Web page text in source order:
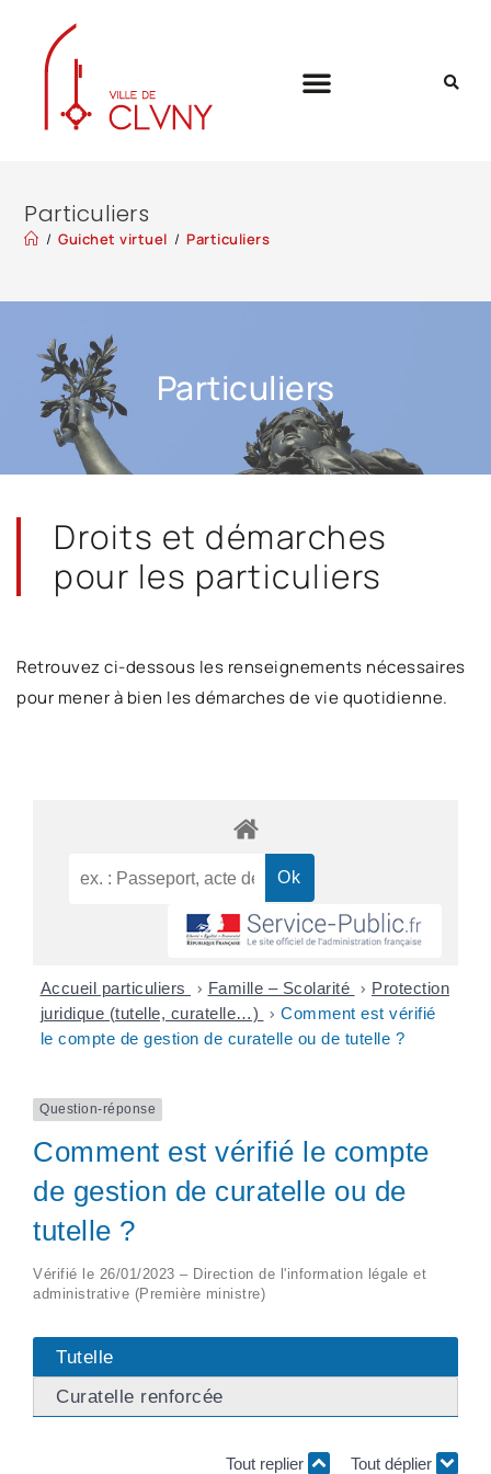
Particuliers
/ Guichet virtuel / Particuliers
Particuliers
Droits et démarches
pour les particuliers
Retrouvez ci-dessous les renseignements nécessaires
pour mener à bien les démarches de vie quotidienne.
Accueil particuliers > Famille – Scolarité > Protection
juridique (tutelle, curatelle…)
> Comment est vérifié
le compte de gestion de curatelle ou de tutelle ?
Question-réponse
Comment est vérifié le compte
de gestion de curatelle ou de
tutelle ?
Vérifié le 26/01/2023 – Direction de l'information légale et
administrative (Première ministre)
Tutelle
Curatelle renforcée
Tout replier Tout déplier